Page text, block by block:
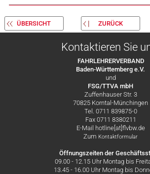
ÜBERSICHT ZURÜCK
Kontaktieren Sie
FAHRLEHRERVERBAND
Baden-Württemberg e.V.
und
FSG/TTVA mbH
Zuffenhauser Str. 3
70825 Korntal-Münchingen
Tel. 0711 839875-0
Fax 0711 8380211
E-Mail hotline[at]flvbw.de
Zum Kontaktformular
Öffnungszeiten der
09.00 - 12.15 Uhr Montag bis
13.45 - 16.00 Uhr Montag bis